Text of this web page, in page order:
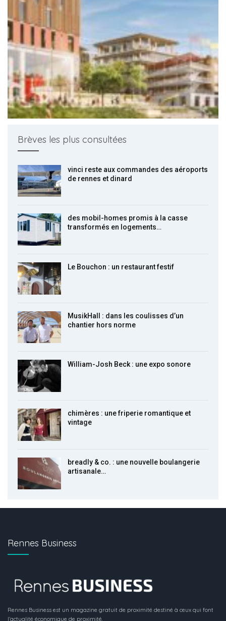
Brèves les plus consultées
vinci reste aux commandes des aéroports
de rennes et dinard
des mobil-homes promis à la casse
transformés en logements…
Le Bouchon : un restaurant festif
MusikHall : dans les coulisses d’un
chantier hors norme
William-Josh Beck : une expo sonore
chimères : une friperie romantique et
vintage
breadly & co. : une nouvelle boulangerie
artisanale…
Rennes Business
Rennes Business est un magazine gratuit de proximité destiné à ceux qui font
l’actualité économique de proximité.